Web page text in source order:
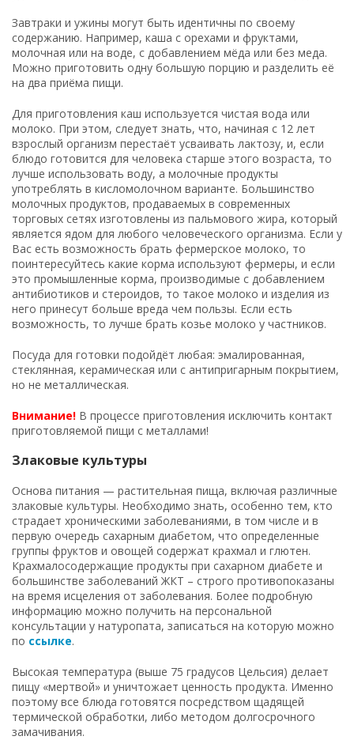
Завтраки и ужины могут быть идентичны по своему
содержанию. Например, каша с орехами и фруктами,
молочная или на воде, с добавлением мёда или без меда.
Можно приготовить одну большую порцию и разделить её
на два приёма пищи.
Для приготовления каш используется чистая вода или
молоко. При этом, следует знать, что, начиная с 12 лет
взрослый организм перестаёт усваивать лактозу, и, если
блюдо готовится для человека старше этого возраста, то
лучше использовать воду, а молочные продукты
употреблять в кисломолочном варианте. Большинство
молочных продуктов, продаваемых в современных
торговых сетях изготовлены из пальмового жира, который
является ядом для любого человеческого организма. Если у
Вас есть возможность брать фермерское молоко, то
поинтересуйтесь какие корма используют фермеры, и если
это промышленные корма, производимые с добавлением
антибиотиков и стероидов, то такое молоко и изделия из
него принесут больше вреда чем пользы. Если есть
возможность, то лучше брать козье молоко у частников.
Посуда для готовки подойдёт любая: эмалированная,
стеклянная, керамическая или с антипригарным покрытием,
но не металлическая.
Внимание! В процессе приготовления исключить контакт
приготовляемой пищи с металлами!
Злаковые культуры
Основа питания — растительная пища, включая различные
злаковые культуры. Необходимо знать, особенно тем, кто
страдает хроническими заболеваниями, в том числе и в
первую очередь сахарным диабетом, что определенные
группы фруктов и овощей содержат крахмал и глютен.
Крахмалосодержащие продукты при сахарном диабете и
большинстве заболеваний ЖКТ – строго противопоказаны
на время исцеления от заболевания. Более подробную
информацию можно получить на персональной
консультации у натуропата, записаться на которую можно
по ссылке.
Высокая температура (выше 75 градусов Цельсия) делает
пищу «мертвой» и уничтожает ценность продукта. Именно
поэтому все блюда готовятся посредством щадящей
термической обработки, либо методом долгосрочного
замачивания.